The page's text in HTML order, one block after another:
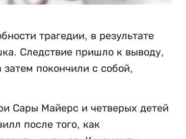
трагедии, в результате
Следствие пришло к выводу,
покончили с собой,
Сары Майерс и четверых детей
после того, как